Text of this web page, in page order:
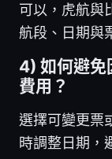
可以，虎航與
航段、日期與
4) 如何避免
費用？
選擇可變更票
時調整日期，